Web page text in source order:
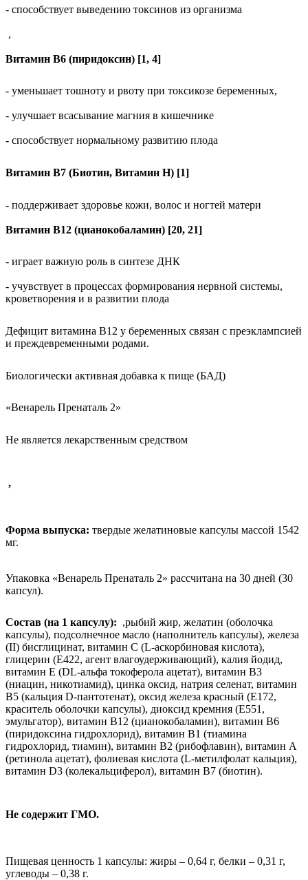
- способствует выведению токсинов из организма
,
Витамин В6 (пиридоксин) [1, 4]
- уменьшает тошноту и рвоту при токсикозе беременных,
- улучшает всасывание магния в кишечнике
- способствует нормальному развитию плода
Витамин B7 (Биотин, Витамин Н) [1]
- поддерживает здоровье кожи, волос и ногтей матери
Витамин В12 (цианокобаламин) [20, 21]
- играет важную роль в синтезе ДНК
- учувствует в процессах формирования нервной системы,
кроветворения и в развитии плода
Дефицит витамина В12 у беременных связан с преэклампсией
и преждевременными родами.
Биологически активная добавка к пище (БАД)
«Венарель Пренаталь 2»
Не является лекарственным средством
,
Форма выпуска: твердые желатиновые капсулы массой 1542
мг.
Упаковка «Венарель Пренаталь 2» рассчитана на 30 дней (30
капсул).
Состав (на 1 капсулу): ,рыбий жир, желатин (оболочка
капсулы), подсолнечное масло (наполнитель капсулы), железа
(II) бисглицинат, витамин С (L-аскорбиновая кислота),
глицерин (Е422, агент влагоудерживающий), калия йодид,
витамин Е (DL-альфа токоферола ацетат), витамин В3
(ниацин, никотиамид), цинка оксид, натрия селенат, витамин
В5 (кальция D-пантотенат), оксид железа красный (E172,
краситель оболочки капсулы), диоксид кремния (E551,
эмульгатор), витамин В12 (цианокобаламин), витамин В6
(пиридоксина гидрохлорид), витамин В1 (тиамина
гидрохлорид, тиамин), витамин В2 (рибофлавин), витамин А
(ретинола ацетат), фолиевая кислота (L-метилфолат кальция),
витамин D3 (колекальциферол), витамин В7 (биотин).
Не содержит ГМО.
Пищевая ценность 1 капсулы: жиры – 0,64 г, белки – 0,31 г,
углеводы – 0,38 г.